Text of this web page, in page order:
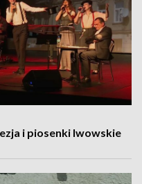
i piosenki lwowskie